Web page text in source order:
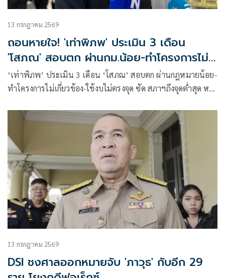
13 กรกฎาคม 2569
ถอนหายใจ! 'เท่าพิภพ' ประเมิน 3 เดือน
'โสภณ' สอบตก ผ่านกม.น้อย-ทำโครงการไม่
เกี่ยวข้อง-ใช้งบไม่ตรงจุด
‘เท่าพิภพ’ ประเมิน 3 เดือน ‘โสภณ’ สอบตก ผ่านกฎหมายน้อย-
ทำโครงการไม่เกี่ยวข้อง-ใช้งบไม่ตรงจุด ซัด สภาฯถึงจุดต่ำสุด หลัง
‘ชวน หลีกภัย’ เป็นต้นแบบประธานสภาฯ
13 กรกฎาคม 2569
DSI ชงศาลออกหมายจับ 'ภาวุธ' กับอีก 29